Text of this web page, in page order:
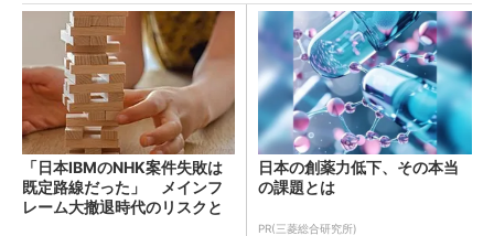
「日本IBMのNHK案件失敗は
既定路線だった」 メインフ
レーム大撤退時代のリスクと
日本の創薬力低下、その本当
の課題とは
PR(三菱総合研究所)